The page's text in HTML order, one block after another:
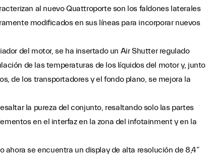
al nuevo Quattroporte son los faldones laterales
modificados en sus líneas para incorporar nuevos
del motor, se ha insertado un Air Shutter regulado
de las temperaturas de los líquidos del motor y, junto
de los transportadores y el fondo plano, se mejora la
la pureza del conjunto, resaltando solo las partes
en el interfaz en la zona del infotainment y en la
se encuentra un display de alta resolución de 8,4”